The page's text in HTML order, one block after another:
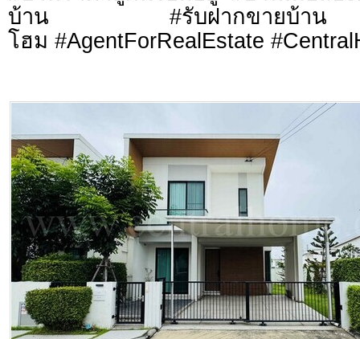
บ้าน #รับฝากขายบ้า
โฮม #AgentForRealEstate